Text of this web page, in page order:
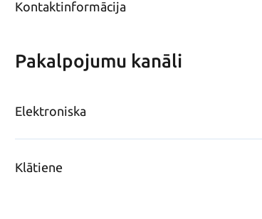
Kontaktinformācija
Pakalpojumu kanāli
Elektroniska
Klātiene